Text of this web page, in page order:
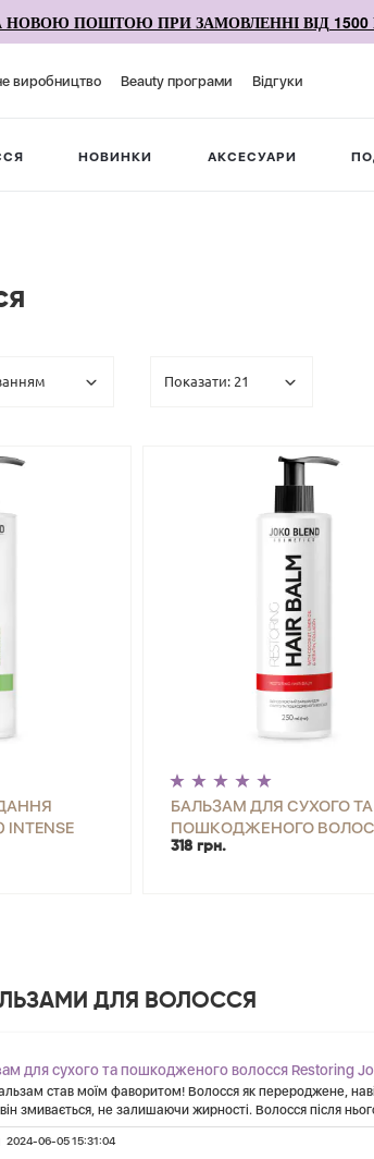
ПОШТОЮ ПРИ ЗАМОВЛЕННІ ВІД 1500
виробництво Beauty програми Відгуки
НОВИНКИ АКСЕСУАРИ
250 МЛ
БАЛЬЗАМ ДЛЯ СУХОГО ТА
ПОШКОДЖЕНОГО
RESTORING JOKO BLEND
318 грн.
-
ДЛЯ ВОЛОССЯ
для сухого та пошкодженого волосся Restoring
став моїм фаворитом! Волосся як перероджене,
змивається, не залишаючи жирності. Волосся після
2024-06-05 15:31:04